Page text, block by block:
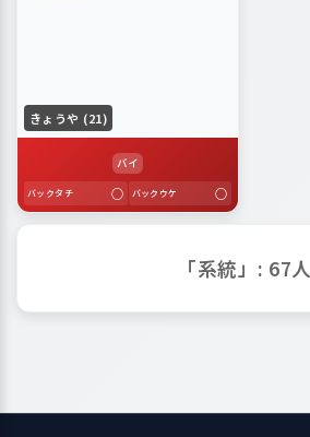
きょうや (21)
バイ
バックタチ ○ バックウケ ○
「系統」: 67人